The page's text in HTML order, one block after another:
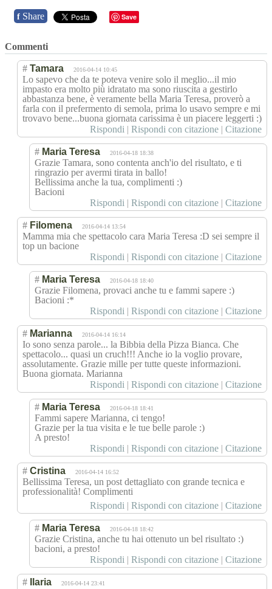
f Share Save
Commenti
# Tamara 2016-04-14 10:45
Lo sapevo che da te poteva venire solo il meglio...il mio
impasto era molto più idratato ma sono riuscita a gestirlo
abbastanza bene, è veramente bella Maria Teresa, proverò a
farla con il prefermento di semola, prima lo usavo sempre e mi
trovavo bene...buona giornata carissima è un piacere leggerti :)
Rispondi | Rispondi con citazione | Citazione
# Maria Teresa 2016-04-18 18:38
Grazie Tamara, sono contenta anch'io del risultato, e ti
ringrazio per avermi tirata in ballo!
Bellissima anche la tua, complimenti :)
Bacioni
Rispondi | Rispondi con citazione | Citazione
# Filomena 2016-04-14 13:54
Mamma mia che spettacolo cara Maria Teresa :D sei sempre il
top un bacione
Rispondi | Rispondi con citazione | Citazione
# Maria Teresa 2016-04-18 18:40
Grazie Filomena, provaci anche tu e fammi sapere :)
Bacioni :*
Rispondi | Rispondi con citazione | Citazione
# Marianna 2016-04-14 16:14
Io sono senza parole... la Bibbia della Pizza Bianca. Che
spettacolo... quasi un cruch!!! Anche io la voglio provare,
assolutamente. Grazie mille per tutte queste informazioni.
Buona giornata. Marianna
Rispondi | Rispondi con citazione | Citazione
# Maria Teresa 2016-04-18 18:41
Fammi sapere Marianna, ci tengo!
Grazie per la tua visita e le tue belle parole :)
A presto!
Rispondi | Rispondi con citazione | Citazione
# Cristina 2016-04-14 16:52
Bellissima Teresa, un post dettagliato con grande tecnica e
professionalità! Complimenti
Rispondi | Rispondi con citazione | Citazione
# Maria Teresa 2016-04-18 18:42
Grazie Cristina, anche tu hai ottenuto un bel risultato :)
bacioni, a presto!
Rispondi | Rispondi con citazione | Citazione
# Ilaria 2016-04-14 23:41